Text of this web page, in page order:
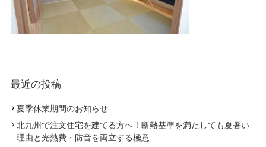
最近の投稿
夏季休業期間のお知らせ
北九州で注文住宅を建てる方へ！断熱基準を満たしても夏暑い
理由と光熱費・防音を両立する極意